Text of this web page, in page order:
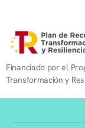
Financiado por el
Transformación y